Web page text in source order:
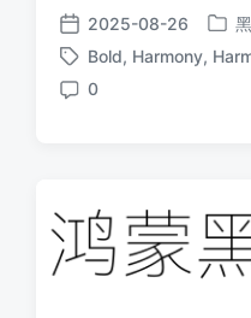
发
布
日
2025-08-26
发
布
标
签
Bold, Harmony,
评
0